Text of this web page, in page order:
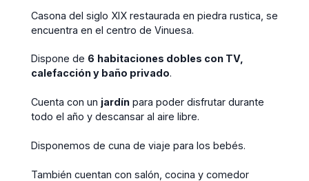
Casona del siglo XIX restaurada en piedra rustica, se
encuentra en el centro de Vinuesa.
Dispone de 6 habitaciones dobles con TV,
calefacción y baño privado.
Cuenta con un jardín para poder disfrutar durante
todo el año y descansar al aire libre.
Disponemos de cuna de viaje para los bebés.
También cuentan con salón, cocina y comedor